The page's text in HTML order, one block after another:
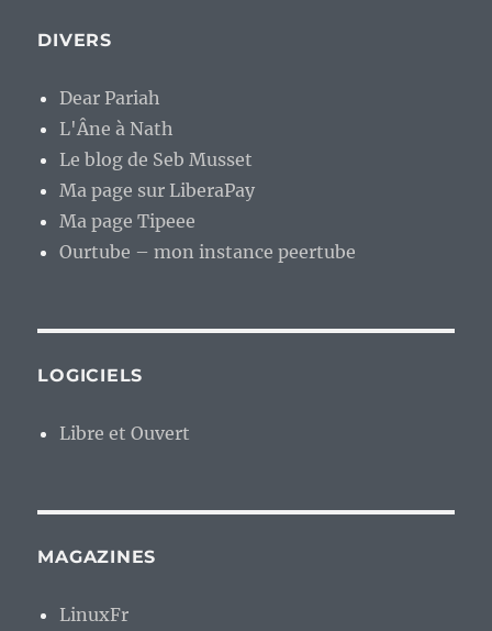
DIVERS
Dear Pariah
L'Âne à Nath
Le blog de Seb Musset
Ma page sur LiberaPay
Ma page Tipeee
Ourtube – mon instance peertube
LOGICIELS
Libre et Ouvert
MAGAZINES
LinuxFr